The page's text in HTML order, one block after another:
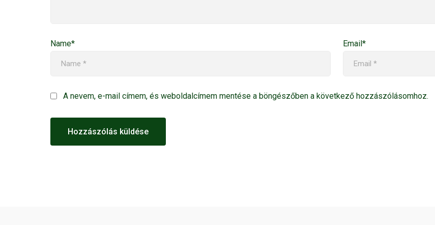
Name* Email*
A nevem, e-mail címem, és weboldalcímem mentése a böngészőben a következő hozzászólásomhoz.